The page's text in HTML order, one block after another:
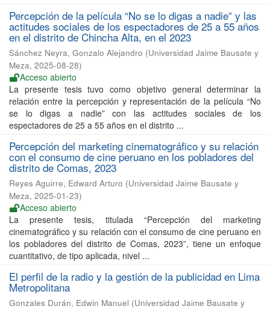
Percepción de la película “No se lo digas a nadie” y las
actitudes sociales de los espectadores de 25 a 55 años
en el distrito de Chincha Alta, en el 2023
Sánchez Neyra, Gonzalo Alejandro (Universidad Jaime Bausate y
Meza, 2025-08-28)
Acceso abierto
La presente tesis tuvo como objetivo general determinar la
relación entre la percepción y representación de la película “No
se lo digas a nadie” con las actitudes sociales de los
espectadores de 25 a 55 años en el distrito ...
Percepción del marketing cinematográfico y su relación
con el consumo de cine peruano en los pobladores del
distrito de Comas, 2023
Reyes Aguirre, Edward Arturo (Universidad Jaime Bausate y
Meza, 2025-01-23)
Acceso abierto
La presente tesis, titulada “Percepción del marketing
cinematográfico y su relación con el consumo de cine peruano en
los pobladores del distrito de Comas, 2023”, tiene un enfoque
cuantitativo, de tipo aplicada, nivel ...
El perfil de la radio y la gestión de la publicidad en Lima
Metropolitana
Gonzales Durán, Edwin Manuel (Universidad Jaime Bausate y